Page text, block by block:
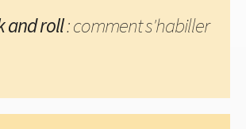
and roll: comment s'habiller